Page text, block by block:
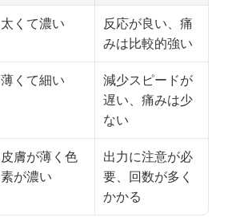
太くて濃い
反応が良い、痛
みは比較的強い
薄くて細い
減少スピードが
遅い、痛みは少
ない
皮膚が薄く色
素が濃い
出力に注意が必
要、回数が多く
かかる